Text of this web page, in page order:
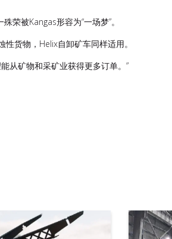
荣被Kangas形容为“一场梦”。
货物，Helix自卸矿车同样适用。
从矿物和采矿业获得更多订单。”